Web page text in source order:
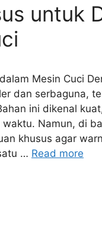
untuk
Mesin Cuci
dan serbaguna,
ini dikenal
Namun, di
khusus agar
… Read more